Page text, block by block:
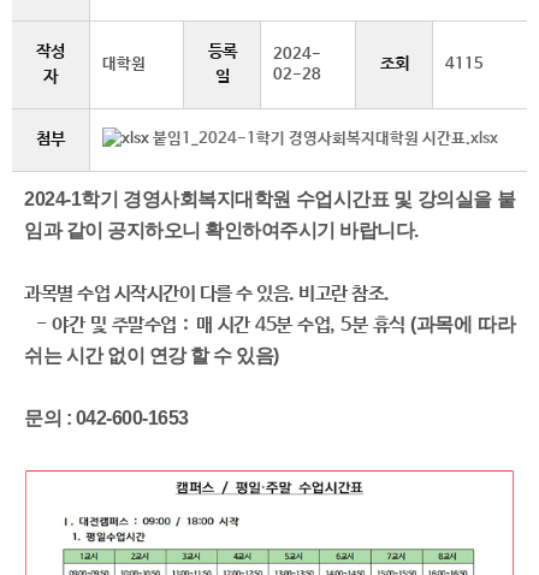
작성
자
대학원
등록
일
2024-
02-28
조회 4115
첨부 붙임1_2024-1학기 경영사회복지대학원 시간표.xlsx
2024-1학기 경영사회복지대학원 수업시간표 및 강의실을 붙
임과 같이 공지하오니 확인하여주시기 바랍니다.
과목별 수업 시작시간이 다를 수 있음. 비고란 참조.
- 야간 및 주말수업 : 매 시간 45분 수업, 5분 휴식 (과목에 따라
쉬는 시간 없이 연강 할 수 있음)
문의 : 042-600-1653​